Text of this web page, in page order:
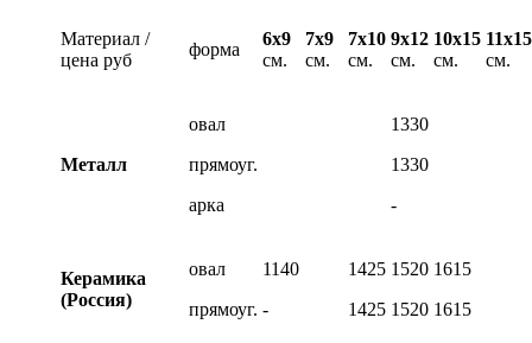
Материал /
цена руб
форма
6х9
см.
7х9
см.
7х10
см.
9х12
см.
10х15
см.
11х15
см.
Металл
овал
прямоуг.
арка
1330
1330
-
Керамика
(Россия)
овал
прямоуг.
1140
-
1425
1425
1520
1520
1615
1615